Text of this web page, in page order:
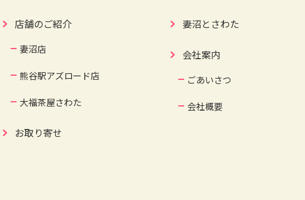
店舗のご紹介
妻沼店
熊谷駅アズロード店
大福茶屋さわた
お取り寄せ
妻沼とさわた
会社案内
ごあいさつ
会社概要